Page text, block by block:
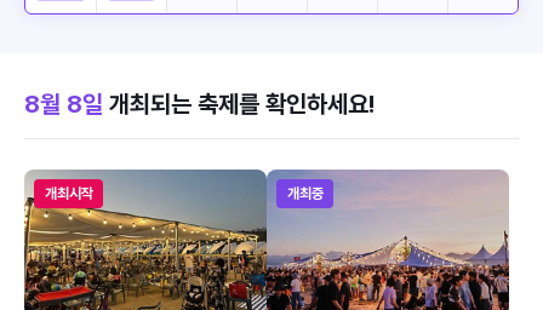
8월 8일 개최되는 축제를 확인하세요!
개최시작 개최중